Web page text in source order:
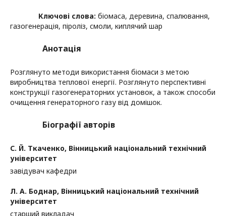
Ключові слова: біомаса, деревина, спалювання,
газогенерація, піроліз, смоли, киплячий шар
Анотація
Розглянуто методи використання біомаси з метою
виробництва теплової енергії. Розглянуто перспективні
конструкції газогенераторних установок, а також способи
очищення генераторного газу від домішок.
Біографії авторів
С. Й. Ткаченко, Вінницький національний технічний
університет
завідувач кафедри
Л. А. Боднар, Вінницький національний технічний
університет
старший викладач